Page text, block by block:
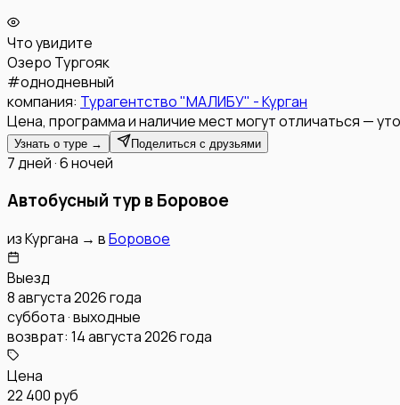
Что увидите
Озеро Тургояк
#однодневный
компания: Турагентство "МАЛИБУ" - Курган
Цена, программа и наличие мест могут отличаться —
Узнать о туре → Поделиться с друзьями
7 дней · 6 ночей
Автобусный тур в Боровое
изКургана → вБоровое
Выезд
8 августа 2026 года
суббота · выходные
возврат: 14 августа 2026 года
Цена
22 400 руб